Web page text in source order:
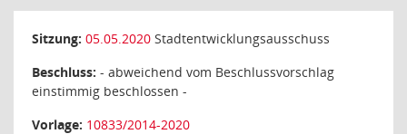
Sitzung: 05.05.2020 Stadtentwicklungsausschuss
Beschluss: - abweichend vom Beschlussvorschlag
einstimmig beschlossen -
Vorlage: 10833/2014-2020